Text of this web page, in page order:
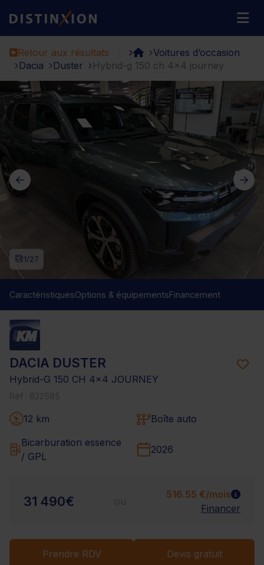
Distinxion
Retour aux résultats
Voitures d’occasion
Dacia
Duster Hybrid-g 150 ch 4x4 journey
DACIA DUSTER
Hybrid-G 150 CH 4x4 JOURNEY
12 km
Boîte auto
Bicarburation essence
/ GPL
2026
31 490€
516.55 €/mois
Financer
Prendre RDV Devis gratuit
1/27
CaractéristiquesOptions & équipementsFinancement